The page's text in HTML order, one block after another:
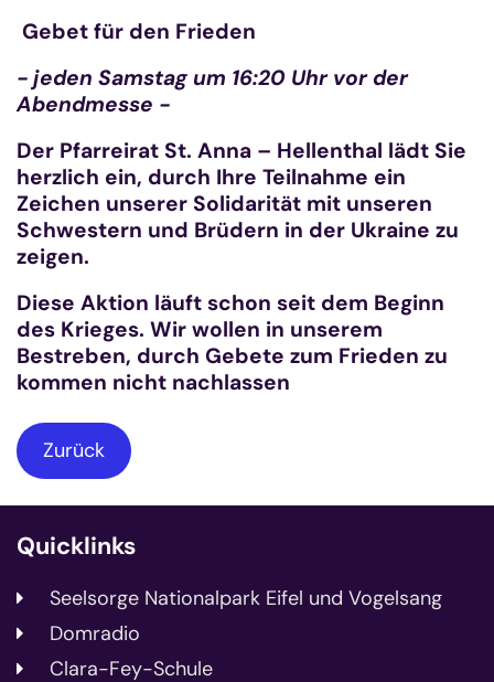
Gebet für den Frieden
- jeden Samstag um 16:20 Uhr vor der
Abendmesse -
Der Pfarreirat St. Anna – Hellenthal lädt Sie
herzlich ein, durch Ihre Teilnahme ein
Zeichen unserer Solidarität mit unseren
Schwestern und Brüdern in der Ukraine zu
zeigen.
Diese Aktion läuft schon seit dem Beginn
des Krieges. Wir wollen in unserem
Bestreben, durch Gebete zum Frieden zu
kommen nicht nachlassen
Zurück
Quicklinks
Seelsorge Nationalpark Eifel und Vogelsang
Domradio
Clara-Fey-Schule